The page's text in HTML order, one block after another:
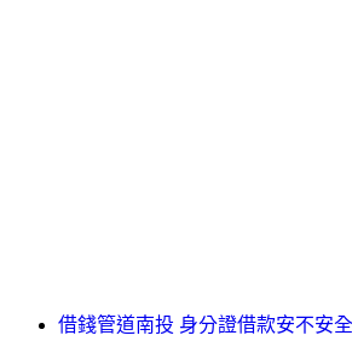
借錢管道南投 身分證借款安不安全